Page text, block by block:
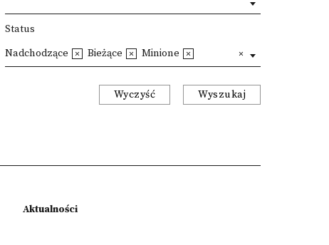
Status
Nadchodzące Bieżące Minione
Wyczyść Wyszukaj
Aktualności